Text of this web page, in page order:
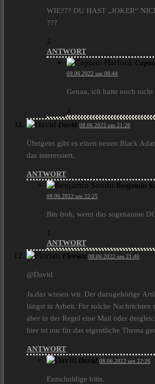
WIE??? DU HAST „JOKER“
???
2
ANTWORT
09.06.2022 um 06:44
Genau, ich hatte noch nicht
1
David 08.06.2022 um 21:26
Übrigens gibt es einen neuen Black
das interessiert.
ANTWORT
Benjamin
08.06.2022 um 22:25
Bin froh, wenn das sogenannte
1
ANTWORT
Florian 08.06.2022 um 21:40
@David
Ja,das wissen wir. Der dazugehörige
längst in Arbeit. Für solche Nachrichten
aber in der Regel eine Mail oder
hier ist nur für das eigentliche Thema
ANTWORT
David 08.06.2022 um 22:26
Entschuldige bitte.